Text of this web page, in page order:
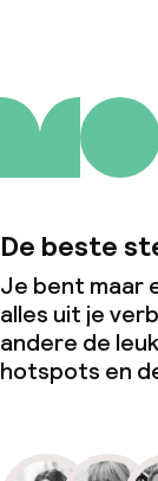
De beste
Je bent maar
alles uit je
andere de
hotspots en